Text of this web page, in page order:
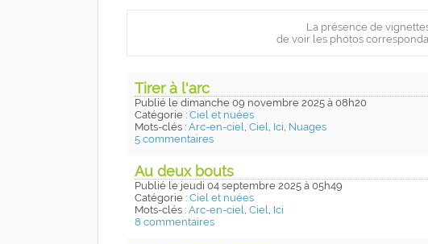
La présence de
de voir les photos
Tirer à l'arc
Publié le dimanche 09 novembre 2025 à 08h20
Catégorie : Ciel et nuées
Mots-clés : Arc-en-ciel, Ciel, Ici, Nuages
5 commentaires
Au deux bouts
Publié le jeudi 04 septembre 2025 à 05h49
Catégorie : Ciel et nuées
Mots-clés : Arc-en-ciel, Ciel, Ici
8 commentaires